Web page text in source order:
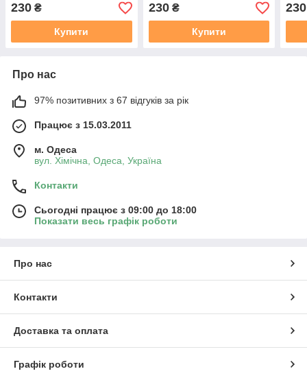
230 ₴
Купити
230₴
Купити
230
Про нас
97% позитивних з 67 відгуків за рік
Працює з 15.03.2011
м. Одеса
вул. Хiмiчна, Одеса, Україна
Контакти
Сьогодні працює з 09:00 до 18:00
Показати весь графік роботи
Про нас
Контакти
Доставка та оплата
Графік роботи